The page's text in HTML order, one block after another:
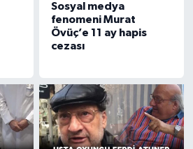
Sosyal medya
fenomeni Murat
Övüç’e 11 ay hapis
cezası